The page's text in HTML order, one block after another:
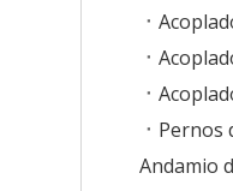
Pernos
Andamio